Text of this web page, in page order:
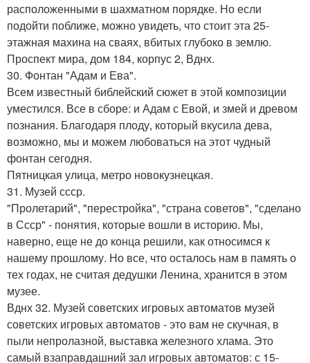
расположенными в шахматном порядке. Но если
подойти поближе, можно увидеть, что стоит эта 25-
этажная махина на сваях, вбитых глубоко в землю.
Проспект мира, дом 184, корпус 2, Вднх.
30. Фонтан "Адам и Ева".
Всем известный библейский сюжет в этой композиции
уместился. Все в сборе: и Адам с Евой, и змей и древом
познания. Благодаря плоду, который вкусила дева,
возможно, мы и можем любоваться на этот чудный
фонтан сегодня.
Пятницкая улица, метро новокузнецкая.
31. Музей ссср.
"Пролетарий", "перестройка", "страна советов", "сделано
в Ссср" - понятия, которые вошли в историю. Мы,
наверно, еще не до конца решили, как относимся к
нашему прошлому. Но все, что осталось нам в память о
тех годах, не считая дедушки Ленина, хранится в этом
музее.
Вднх 32. Музей советских игровых автоматов музей
советских игровых автоматов - это вам не скучная, в
пыли непролазной, выставка железного хлама. Это
самый взаправдашний зал игровых автоматов: с 15-